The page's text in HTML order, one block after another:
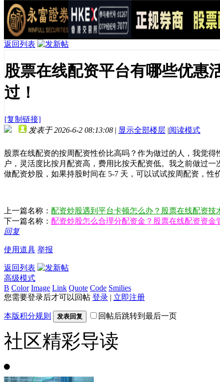
返回列表
股票在线配资平台有哪些优惠
过！
[复制链接]
发表于 2026-6-2 08:13:08 | 显示全部楼层 |阅读模式
股票在线配资的按周配资性价比高吗？作为做过的人，我觉
户，灵活度比按月配资高，费用比按天配资低。我之前做过
做配资炒股，如果持股时间在 5-7 天，可以试试按周配资，
上一篇名称： 配资炒股遇到平台卡顿怎么办？股票在线配资技
下一篇名称： 配资炒股怎么合理分配资金？股票在线配资资金
回复
使用道具 举报
返回列表
高级模式
B Color Image Link Quote Code Smilies
您需要登录后才可以回帖 登录 | 立即注册
本版积分规则 发表回复 回帖后跳转到最后一页
社区精彩导读